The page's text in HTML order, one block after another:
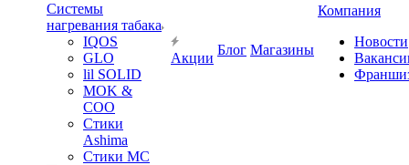
Системы
нагревания табака
IQOS
GLO
lil SOLID
MOK &
COO
Стики
Ashima
Стики MC
Акции
Блог Магазины
Компания
Новости